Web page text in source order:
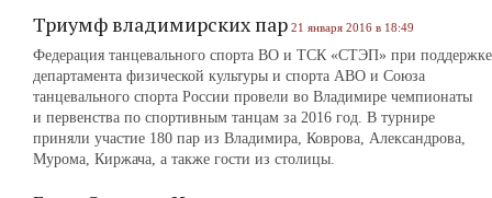
Триумф владимирских пар 21 января 2016 в 18:49
Федерация танцевального спорта ВО и ТСК «СТЭП» при поддержке
департамента физической культуры и спорта АВО и Союза
танцевального спорта России провели во Владимире чемпионаты
и первенства по спортивным танцам за 2016 год. В турнире
приняли участие 180 пар из Владимира, Коврова, Александрова,
Мурома, Киржача, а также гости из столицы.